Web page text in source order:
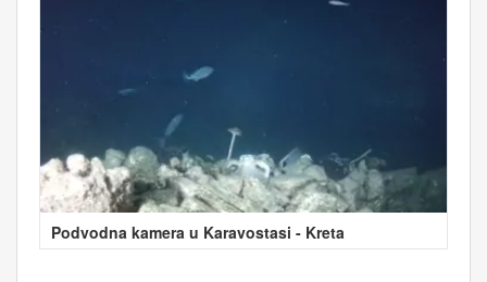
Podvodna kamera u Karavostasi - Kreta